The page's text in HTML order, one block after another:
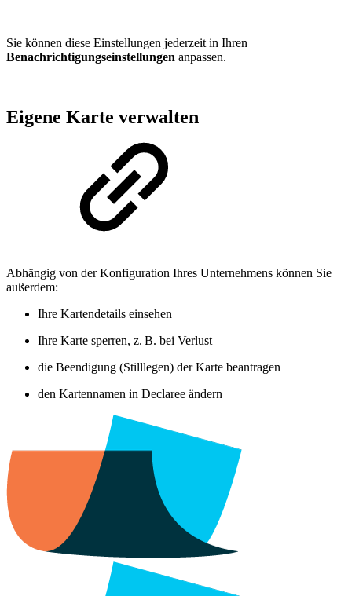
Sie können diese Einstellungen jederzeit in Ihren
Benachrichtigungseinstellungen anpassen.
Eigene Karte verwalten
Abhängig von der Konfiguration Ihres Unternehmens können Sie
außerdem:
Ihre Kartendetails einsehen
Ihre Karte sperren, z. B. bei Verlust
die Beendigung (Stilllegen) der Karte beantragen
den Kartennamen in Declaree ändern